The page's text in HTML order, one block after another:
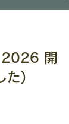
開
た)